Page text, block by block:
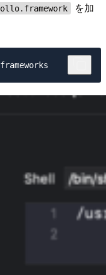
を加